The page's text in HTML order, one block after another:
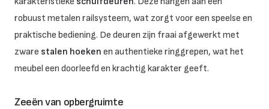
robuust metalen railsysteem, wat zorgt voor een speelse en
praktische bediening. De deuren zijn fraai afgewerkt met
zware stalen hoeken en authentieke ringgrepen, wat het
meubel een doorleefd en krachtig karakter geeft.
Zeeën van opbergruimte